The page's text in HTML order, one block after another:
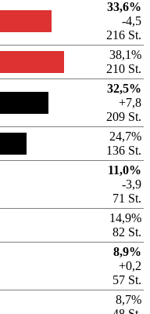
33,6%
-4,5
216 St.
38,1%
210 St.
32,5%
+7,8
209 St.
24,7%
136 St.
11,0%
-3,9
71 St.
14,9%
82 St.
8,9%
+0,2
57 St.
8,7%